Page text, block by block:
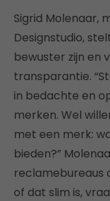
Sigrid Molenaar,
Designstudio,
bewuster zijn en
transparantie.
in bedachte en
merken. Wel
met een merk:
bieden?”
reclamebureaus
of dat slim is,